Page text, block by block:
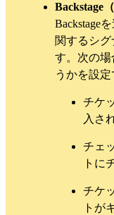
Backstage
Backstage
関するシ
す。次の
うかを設定
チケ
入さ
チェ
トに
チケ
トが